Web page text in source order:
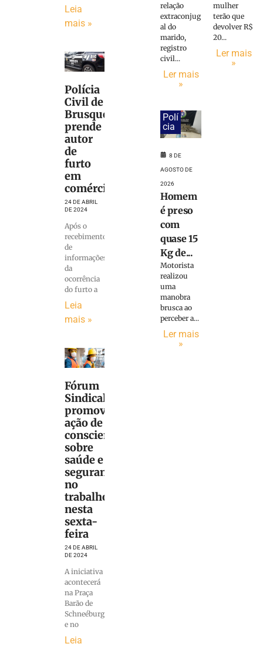
Leia
mais »
Polícia
Civil de
Brusque
prende
autor
de
furto
em
comércio
24 DE ABRIL
DE 2024
Após o
recebimento
de
informações
da
ocorrência
do furto a
Leia
mais »
Fórum
Sindical
promove
ação de
conscientização
sobre
saúde e
segurança
no
trabalho
nesta
sexta-
feira
24 DE ABRIL
DE 2024
A iniciativa
acontecerá
na Praça
Barão de
Schneéburg
e no
Leia
relação
extraconjug
al do
marido,
registro
civil...
Ler mais
»
mulher
terão que
devolver R$
20...
Ler mais
»
Polí
cia
8 DE
AGOSTO DE
2026
Homem
é preso
com
quase 15
Kg de...
Motorista
realizou
uma
manobra
brusca ao
perceber a...
Ler mais
»